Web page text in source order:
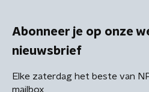
Abonneer je op onze
nieuwsbrief
Elke zaterdag het beste van
mailbox